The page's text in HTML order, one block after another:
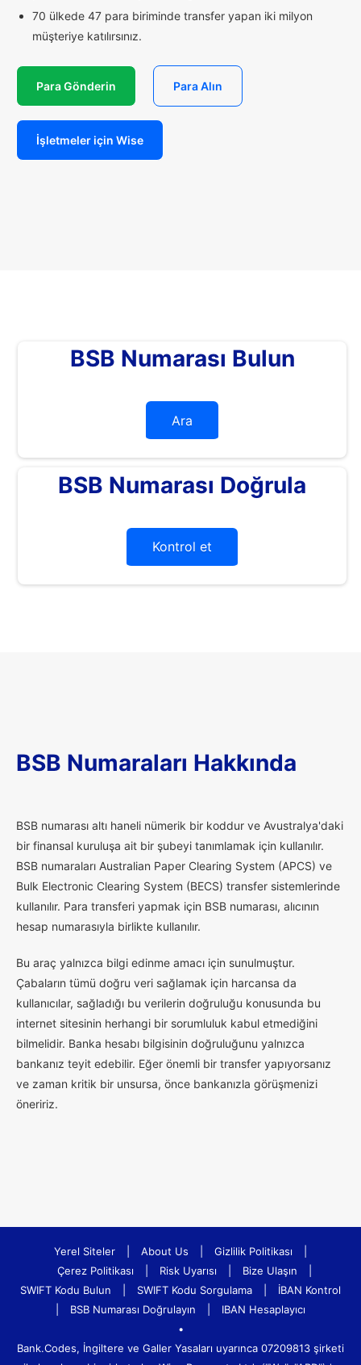
70 ülkede 47 para biriminde transfer yapan iki milyon
müşteriye katılırsınız.
Para Gönderin Para Alın
İşletmeler için Wise
BSB Numarası Bulun
Ara
BSB Numarası Doğrula
Kontrol et
BSB Numaraları Hakkında
BSB numarası altı haneli nümerik bir koddur ve Avustralya'daki
bir finansal kuruluşa ait bir şubeyi tanımlamak için kullanılır.
BSB numaraları Australian Paper Clearing System (APCS) ve
Bulk Electronic Clearing System (BECS) transfer sistemlerinde
kullanılır. Para transferi yapmak için BSB numarası, alıcının
hesap numarasıyla birlikte kullanılır.
Bu araç yalnızca bilgi edinme amacı için sunulmuştur.
Çabaların tümü doğru veri sağlamak için harcansa da
kullanıcılar, sağladığı bu verilerin doğruluğu konusunda bu
internet sitesinin herhangi bir sorumluluk kabul etmediğini
bilmelidir. Banka hesabı bilgisinin doğruluğunu yalnızca
bankanız teyit edebilir. Eğer önemli bir transfer yapıyorsanız
ve zaman kritik bir unsursa, önce bankanızla görüşmenizi
öneririz.
Yerel Siteler About Us Gizlilik Politikası
Çerez Politikası
Risk Uyarısı Bize Ulaşın
SWIFT Kodu Bulun
SWIFT Kodu Sorgulama
İBAN Kontrol
BSB Numarası Doğrulayın
IBAN Hesaplayıcı
•
Bank.Codes, İngiltere ve Galler Yasaları uyarınca 07209813 şirketi